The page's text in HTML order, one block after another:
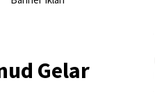
Gelar